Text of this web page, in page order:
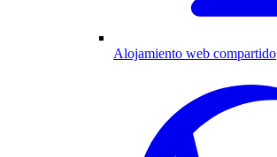
Alojamiento web compartido